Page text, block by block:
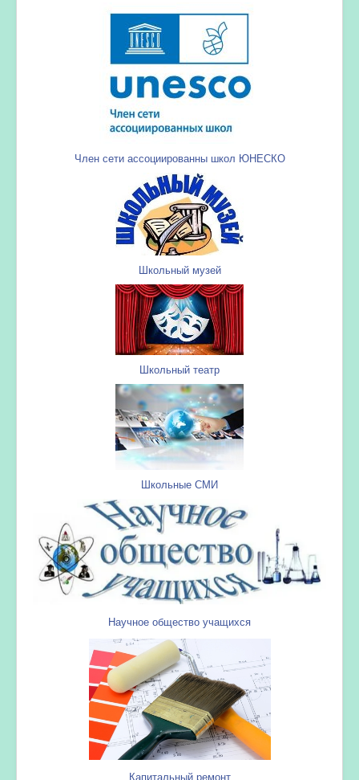
Член сети ассоциированны школ ЮНЕСКО
Школьный музей
Школьный театр
Школьные СМИ
Научное общество учащихся
Капитальный ремонт